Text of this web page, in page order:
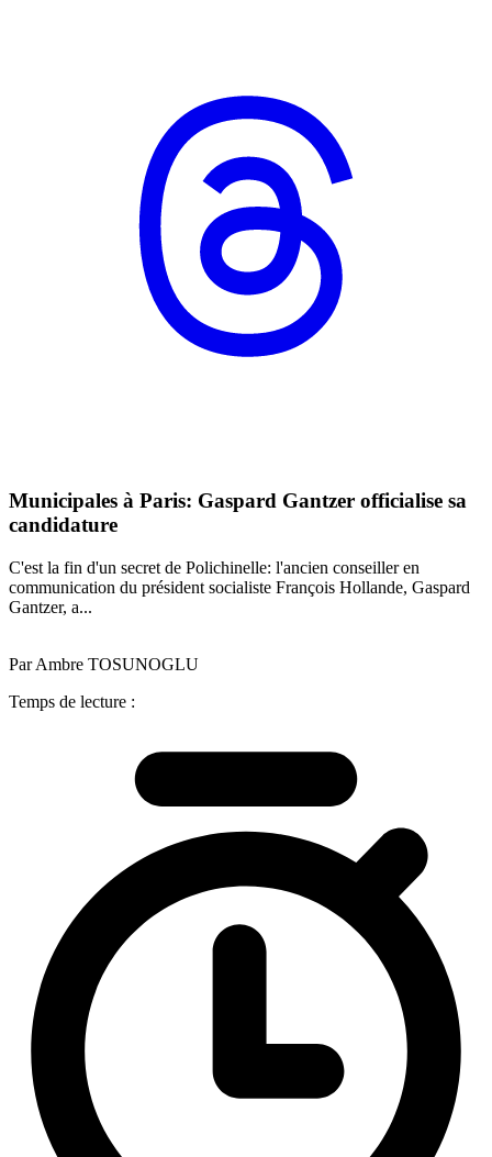
Municipales à Paris: Gaspard Gantzer officialise sa
candidature
C'est la fin d'un secret de Polichinelle: l'ancien conseiller en
communication du président socialiste François Hollande, Gaspard
Gantzer, a...
Par Ambre TOSUNOGLU
Temps de lecture :